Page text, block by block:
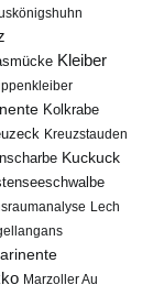
Kleiber
Kolkrabe
Kreuzstauden
Kuckuck
Lech
Marzoller Au